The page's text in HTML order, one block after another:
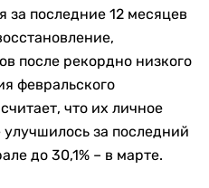
за последние 12 месяцев
после рекордно низкого
февральского
что их личное
за последний
до 30,1% – в марте.